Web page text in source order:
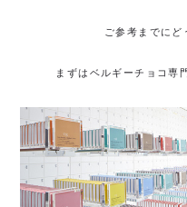
ご参考までにど
まずはベルギーチョコ専